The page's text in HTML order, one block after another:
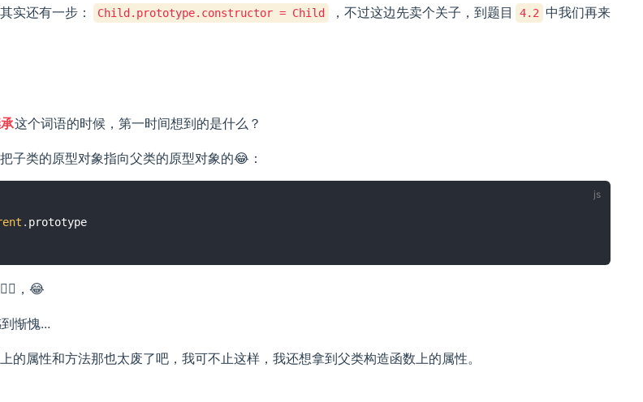
实还有一步： Child.prototype.constructor = Child ，不过这边先卖个关子，到题目 4.2 中我们再来
这个词语的时候，第一时间想到的是什么？
子类的原型对象指向父类的原型对象的😂：
.
，😂
惭愧...
的属性和方法那也太废了吧，我可不止这样，我还想拿到父类构造函数上的属性。